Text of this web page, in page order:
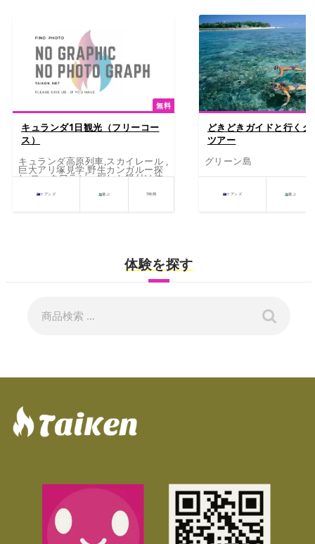
無料
キュランダ1日観光（フリーコー
ス）
キュランダ高原列車,スカイレール ,
巨大アリ塚見学,野生カンガルー探
し,ロックワラビー探しと餌付け体
園カーテンフィグツリー見学,カモ
ケアンズ 遊ぶ 7時間
どきどきガイドと行くグ
ツアー
グリーン島
ケアンズ 遊ぶ
体験を探す